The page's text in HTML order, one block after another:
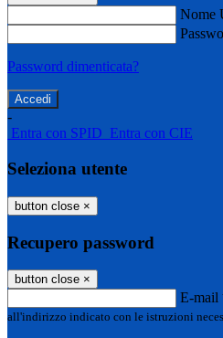
Nome
Password dimenticata?
-
Entra con SPID Entra con CIE
Seleziona utente
button close ×
Recupero password
button close ×
E-mail
all'indirizzo indicato con le istruzioni